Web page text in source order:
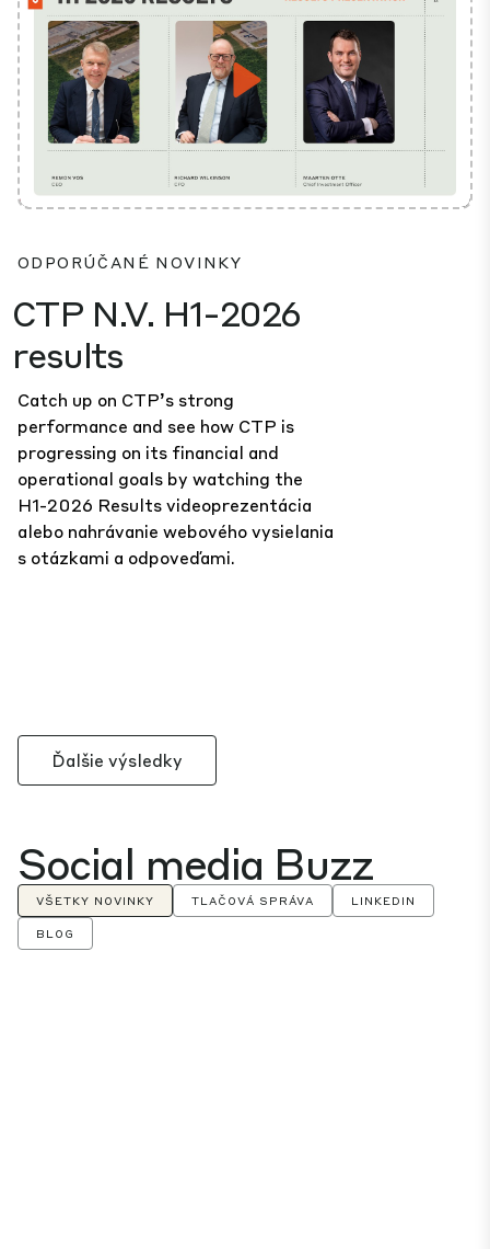
Mute Settings
Play
ODPORÚČANÉ NOVINKY
CTP N.V. H1-2026
results
Catch up on CTP’s strong
performance and see how CTP is
progressing on its financial and
operational goals by watching the
H1-2026 Resultsvideoprezentácia
alebo nahrávanie webového vysielania
s otázkami a odpoveďami.
Ďalšie výsledky
Social media Buzz
VŠETKY NOVINKY TLAČOVÁ SPRÁVA LINKEDIN
BLOG